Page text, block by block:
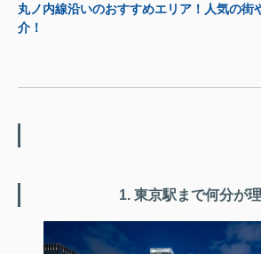
丸ノ内線沿いのおすすめエリア！人気の街
介！
1. 東京駅まで何分が